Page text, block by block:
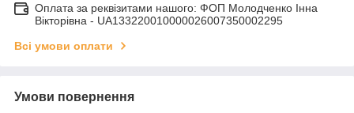
Оплата за реквізитами нашого: ФОП Молодченко Інна
Вікторівна - UA133220010000026007350002295
Всі умови оплати
Умови повернення